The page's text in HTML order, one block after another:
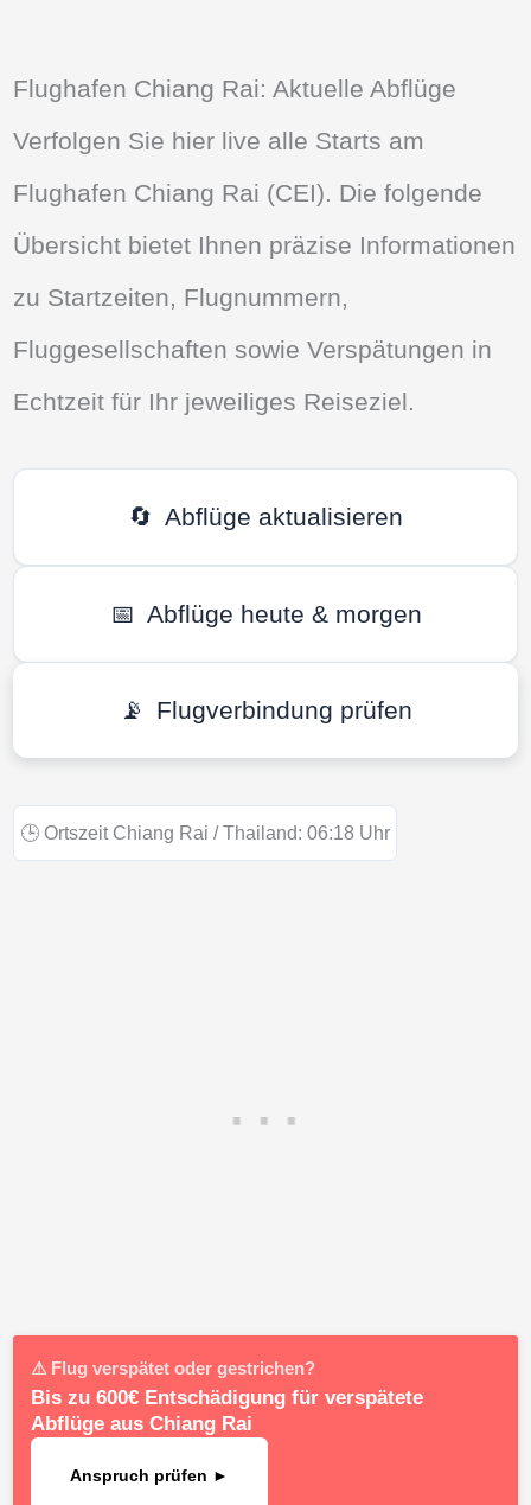
Flughafen Chiang Rai: Aktuelle Abflüge
Verfolgen Sie hier live alle Starts am
Flughafen Chiang Rai (CEI). Die folgende
Übersicht bietet Ihnen präzise Informationen
zu Startzeiten, Flugnummern,
Fluggesellschaften sowie Verspätungen in
Echtzeit für Ihr jeweiliges Reiseziel.
🔄 Abflüge aktualisieren
📅 Abflüge heute & morgen
📡 Flugverbindung prüfen
🕒 Ortszeit Chiang Rai / Thailand: 06:18 Uhr
⚠ Flug verspätet oder gestrichen?
Bis zu 600€ Entschädigung für verspätete
Abflüge aus Chiang Rai
Anspruch prüfen ►